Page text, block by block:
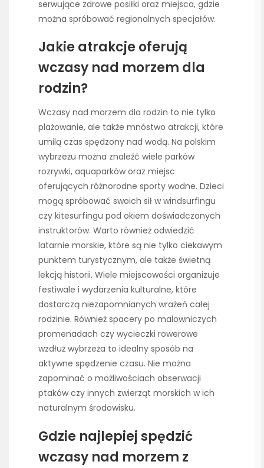
serwujące zdrowe posiłki oraz miejsca, gdzie
można spróbować regionalnych specjałów.
Jakie atrakcje oferują
wczasy nad morzem dla
rodzin?
Wczasy nad morzem dla rodzin to nie tylko
plażowanie, ale także mnóstwo atrakcji, które
umilą czas spędzony nad wodą. Na polskim
wybrzeżu można znaleźć wiele parków
rozrywki, aquaparków oraz miejsc
oferujących różnorodne sporty wodne. Dzieci
mogą spróbować swoich sił w windsurfingu
czy kitesurfingu pod okiem doświadczonych
instruktorów. Warto również odwiedzić
latarnie morskie, które są nie tylko ciekawym
punktem turystycznym, ale także świetną
lekcją historii. Wiele miejscowości organizuje
festiwale i wydarzenia kulturalne, które
dostarczą niezapomnianych wrażeń całej
rodzinie. Również spacery po malowniczych
promenadach czy wycieczki rowerowe
wzdłuż wybrzeża to idealny sposób na
aktywne spędzenie czasu. Nie można
zapominać o możliwościach obserwacji
ptaków czy innych zwierząt morskich w ich
naturalnym środowisku.
Gdzie najlepiej spędzić
wczasy nad morzem z